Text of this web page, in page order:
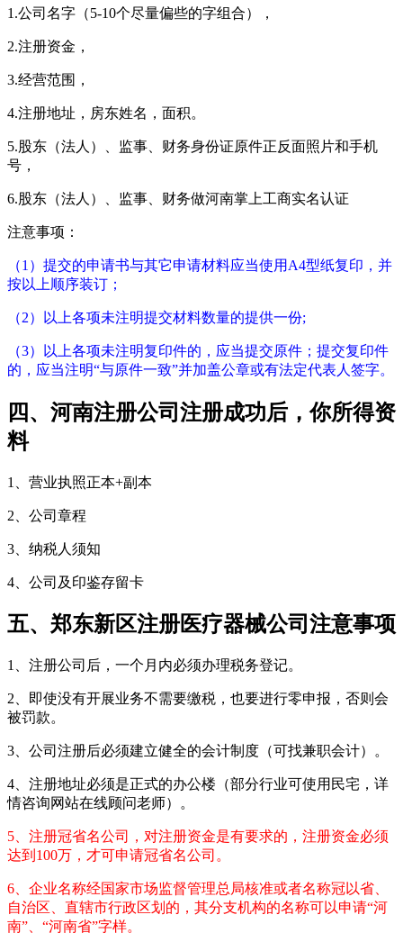
1.公司名字（5-10个尽量偏些的字组合），
2.注册资金，
3.经营范围，
4.注册地址，房东姓名，面积。
5.股东（法人）、监事、财务身份证原件正反面照片和手机
号，
6.股东（法人）、监事、财务做河南掌上工商实名认证
注意事项：
（1）提交的申请书与其它申请材料应当使用A4型纸复印，并
按以上顺序装订；
（2）以上各项未注明提交材料数量的提供一份;
（3）以上各项未注明复印件的，应当提交原件；提交复印件
的，应当注明“与原件一致”并加盖公章或有法定代表人签字。
四、河南注册公司注册成功后，你所得资
料
1、营业执照正本+副本
2、公司章程
3、纳税人须知
4、公司及印鉴存留卡
五、郑东新区注册医疗器械公司注意事项
1、注册公司后，一个月内必须办理税务登记。
2、即使没有开展业务不需要缴税，也要进行零申报，否则会
被罚款。
3、公司注册后必须建立健全的会计制度（可找兼职会计）。
4、注册地址必须是正式的办公楼（部分行业可使用民宅，详
情咨询网站在线顾问老师）。
5、注册冠省名公司，对注册资金是有要求的，注册资金必须
达到100万，才可申请冠省名公司。
6、企业名称经国家市场监督管理总局核准或者名称冠以省、
自治区、直辖市行政区划的，其分支机构的名称可以申请“河
南”、“河南省”字样。